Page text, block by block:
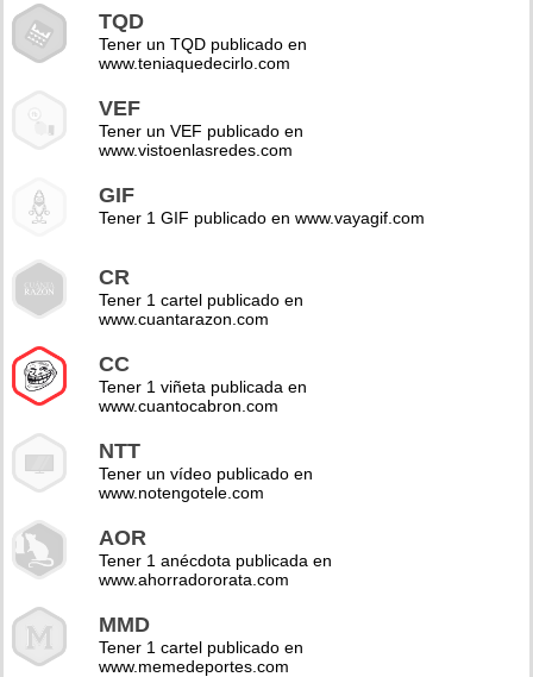
TQD
Tener un TQD publicado en
www.teniaquedecirlo.com
VEF
Tener un VEF publicado en
www.vistoenlasredes.com
GIF
Tener 1 GIF publicado en www.vayagif.com
CR
Tener 1 cartel publicado en
www.cuantarazon.com
CC
Tener 1 viñeta publicada en
www.cuantocabron.com
NTT
Tener un vídeo publicado en
www.notengotele.com
AOR
Tener 1 anécdota publicada en
www.ahorradororata.com
MMD
Tener 1 cartel publicado en
www.memedeportes.com